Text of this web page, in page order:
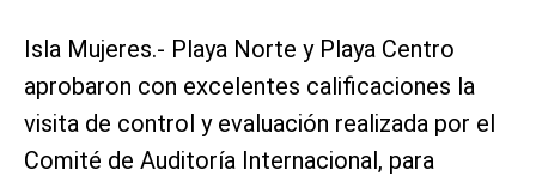
Isla Mujeres.- Playa Norte y Playa Centro
aprobaron con excelentes calificaciones la
visita de control y evaluación realizada por el
Comité de Auditoría Internacional, para